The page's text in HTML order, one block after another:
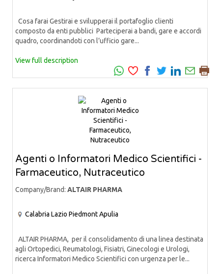
Cosa farai Gestirai e svilupperai il portafoglio clienti
composto da enti pubblici Parteciperai a bandi, gare e accordi
quadro, coordinandoti con l’ufficio gare...
View full description
Agenti o Informatori Medico Scientifici -
Farmaceutico, Nutraceutico
Company/Brand: ALTAIR PHARMA
Calabria Lazio PiedmontApulia
ALTAIR PHARMA, per il consolidamento di una linea destinata
agli Ortopedici, Reumatologi, Fisiatri, Ginecologi e Urologi,
ricerca Informatori Medico Scientifici con urgenza per le...